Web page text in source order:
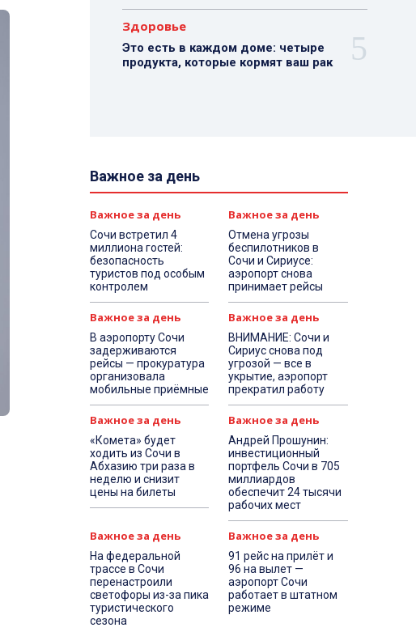
Здоровье
Это есть в каждом доме: четыре
продукта, которые кормят ваш рак
Важное за день
Важное за день
Сочи встретил 4
миллиона гостей:
безопасность
туристов под особым
контролем
Важное за день
Отмена угрозы
беспилотников в
Сочи и Сириусе:
аэропорт снова
принимает рейсы
Важное за день
В аэропорту Сочи
задерживаются
рейсы — прокуратура
организовала
мобильные приёмные
Важное за день
ВНИМАНИЕ: Сочи и
Сириус снова под
угрозой — все в
укрытие, аэропорт
прекратил работу
Важное за день
«Комета» будет
ходить из Сочи в
Абхазию три раза в
неделю и снизит
цены на билеты
Важное за день
Андрей Прошунин:
инвестиционный
портфель Сочи в 705
миллиардов
обеспечит 24 тысячи
рабочих мест
Важное за день
На федеральной
трассе в Сочи
перенастроили
светофоры из-за пика
туристического
сезона
Важное за день
91 рейс на прилёт и
96 на вылет —
аэропорт Сочи
работает в штатном
режиме